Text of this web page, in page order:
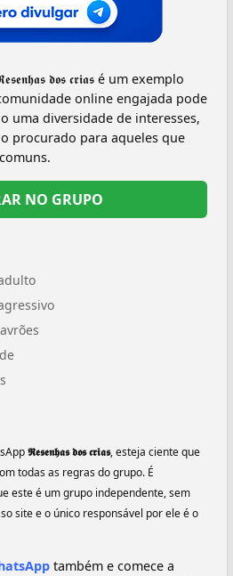
𝖉𝖔𝖘 𝖈𝖗𝖎𝖆𝖘 é um exemplo
online engajada pode
uma diversidade de interesses,
procurado para aqueles que
NO GRUPO
𝕽𝖊𝖘𝖊𝖓𝖍𝖆𝖘 𝖉𝖔𝖘 𝖈𝖗𝖎𝖆𝖘, esteja ciente que
todas as regras do grupo. É
este é um grupo independente, sem
site e o único responsável por ele é o
também e comece a